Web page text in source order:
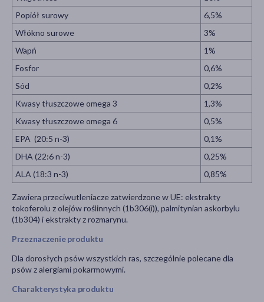
Popiół surowy
6,5%
Włókno surowe
3%
Wapń
1%
Fosfor
0,6%
Sód
0,2%
Kwasy tłuszczowe omega 3
1,3%
Kwasy tłuszczowe omega 6
0,5%
EPA (20:5 n-3)
0,1%
DHA (22:6 n-3)
0,25%
ALA (18:3 n-3)
0,85%
Zawiera przeciwutleniacze zatwierdzone w UE: ekstrakty
tokoferolu z olejów roślinnych (1b306(i)), palmitynian askorbylu
(1b304) i ekstrakty z rozmarynu.
Przeznaczenie produktu
Dla dorosłych psów wszystkich ras, szczególnie polecane dla
psów z alergiami pokarmowymi.​
Charakterystyka produktu